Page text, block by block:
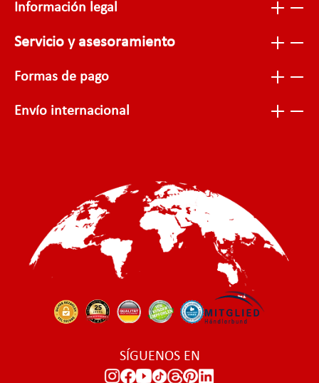
Información legal
Servicio y asesoramiento
Formas de pago
Envío internacional
SÍGUENOS EN